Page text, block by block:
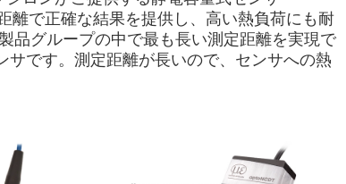
離で正確な結果を提供し、高い熱負荷にも耐
品グループの中で最も長い測定距離を実現で
サです。測定距離が長いので、センサへの熱